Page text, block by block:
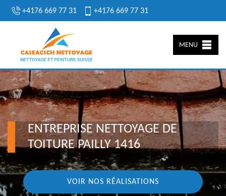
+4176 669 77 31 +4176 669 77 31
MENU
ENTREPRISE NETTOYAGE DE
TOITURE PAILLY 1416
VOIR NOS RÉALISATIONS